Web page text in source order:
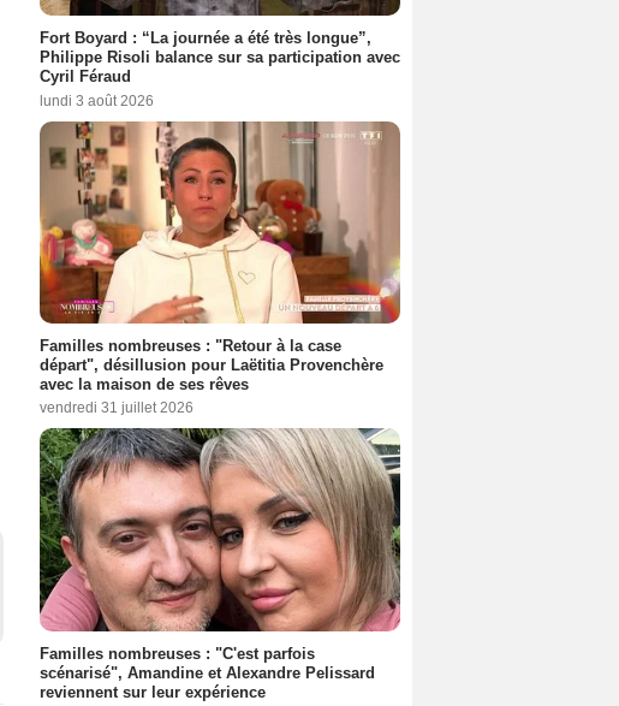
Fort Boyard : “La journée a été très longue”,
Philippe Risoli balance sur sa participation avec
Cyril Féraud
lundi 3 août 2026
Familles nombreuses : "Retour à la case
départ", désillusion pour Laëtitia Provenchère
avec la maison de ses rêves
vendredi 31 juillet 2026
Familles nombreuses : "C'est parfois
scénarisé", Amandine et Alexandre Pelissard
reviennent sur leur expérience